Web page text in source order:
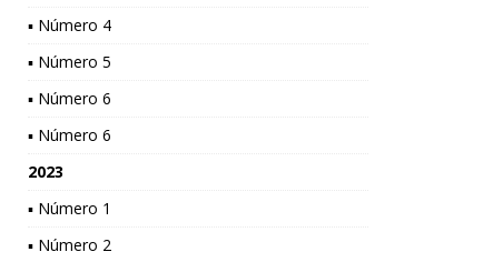
▪ Número 4
▪ Número 5
▪ Número 6
▪ Número 6
2023
▪ Número 1
▪ Número 2